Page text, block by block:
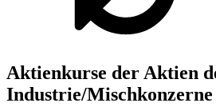
Aktienkurse der Aktien
Industrie/Mischkonzerne